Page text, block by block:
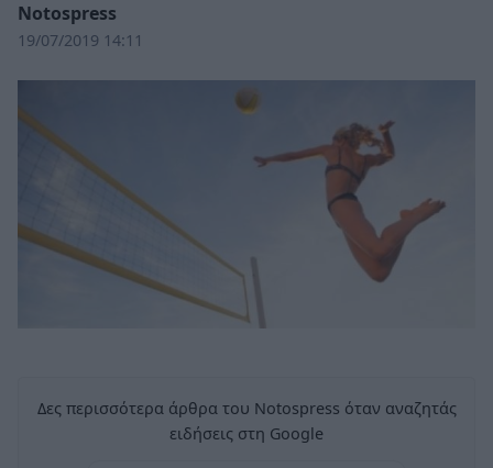
Notospress
19/07/2019 14:11
Δες περισσότερα άρθρα του Notospress όταν αναζητάς
ειδήσεις στη Google